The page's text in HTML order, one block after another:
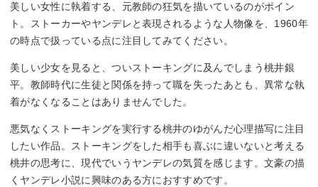
美しい女性に執着する、元教師の狂気を描いているのがポイン
ト。ストーカーやヤンデレと表現されるような人物像を、1960年
の時点で扱っている点に注目してみてください。
美しい少女を見ると、ついストーキングに及んでしまう桃井銀
平。教師時代に生徒と関係を持って職を失ったあとも、異常な執
着がなくなることはありませんでした。
悪気なくストーキングを実行する桃井のゆがんだ心理描写に注目
したい作品。ストーキングをした相手も喜ぶに違いないと考える
桃井の思考に、現代でいうヤンデレの気質を感じます。文豪の描
くヤンデレ小説に興味のある方におすすめです。